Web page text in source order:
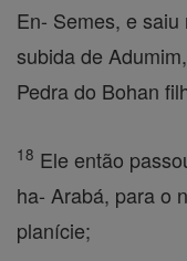
En- Semes, e
subida de
Pedra do Bohan
18 Ele então
ha- Arabá, para o
planície;